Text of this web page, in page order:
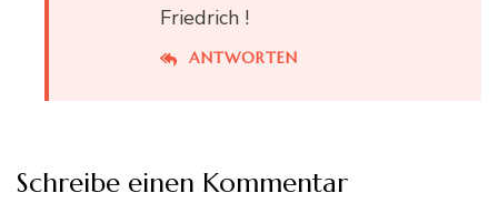
ANTWORTEN
Friedrich !
Schreibe einen Kommentar